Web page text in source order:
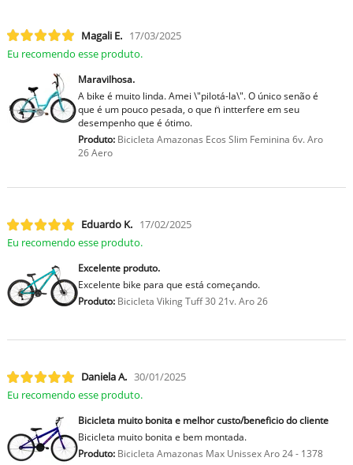
Magali E. 17/03/2025
Eu recomendo esse produto.
Maravilhosa.
A bike é muito linda. Amei \"pilotá-la\". O único senão é
que é um pouco pesada, o que n̈ intterfere em seu
desempenho que é ótimo.
Produto:Bicicleta Amazonas Ecos Slim Feminina 6v. Aro
26 Aero
Eduardo K. 17/02/2025
Eu recomendo esse produto.
Excelente produto.
Excelente bike para que está começando.
Produto:Bicicleta Viking Tuff 30 21v. Aro 26
Daniela A. 30/01/2025
Eu recomendo esse produto.
Bicicleta muito bonita e melhor custo/beneficio do cliente
Bicicleta muito bonita e bem montada.
Produto:Bicicleta Amazonas Max Unissex Aro 24 - 1378